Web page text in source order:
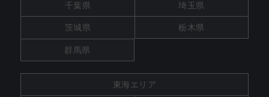
千葉県 埼玉県
茨城県 栃木県
群馬県
東海エリア